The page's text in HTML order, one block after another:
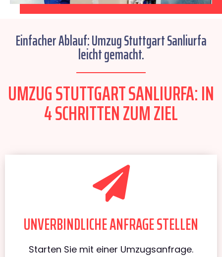
Einfacher Ablauf: Umzug Stuttgart Sanliurfa
leicht gemacht.
UMZUG STUTTGART SANLIURFA: IN
4 SCHRITTEN ZUM ZIEL
UNVERBINDLICHE ANFRAGE STELLEN
Starten Sie mit einer Umzugsanfrage.